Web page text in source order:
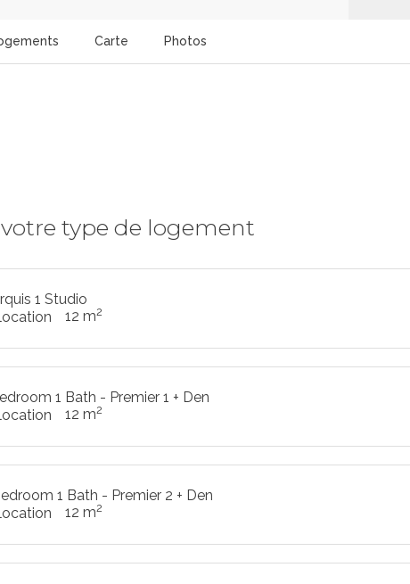
Carte Photos
votre type de logement
1 Studio
12 m2
1 Bath - Premier 1 + Den
12 m2
1 Bath - Premier 2 + Den
12 m2